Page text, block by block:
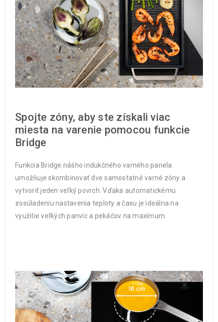
Spojte zóny, aby ste získali viac
miesta na varenie pomocou funkcie
Bridge
Funkcia Bridge nášho indukčného varného panela
umožňuje skombinovať dve samostatné varné zóny a
vytvoriť jeden veľký povrch. Vďaka automatickému
zosúladeniu nastavenia teploty a času je ideálna na
využitie veľkých panvíc a pekáčov na maximum.